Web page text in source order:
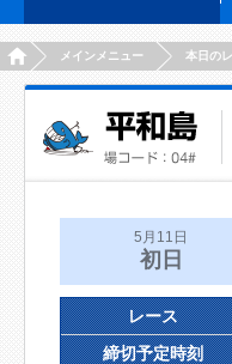
HOMEメインメニュー 本日の
5月11日
初日
レース
締切予定時刻